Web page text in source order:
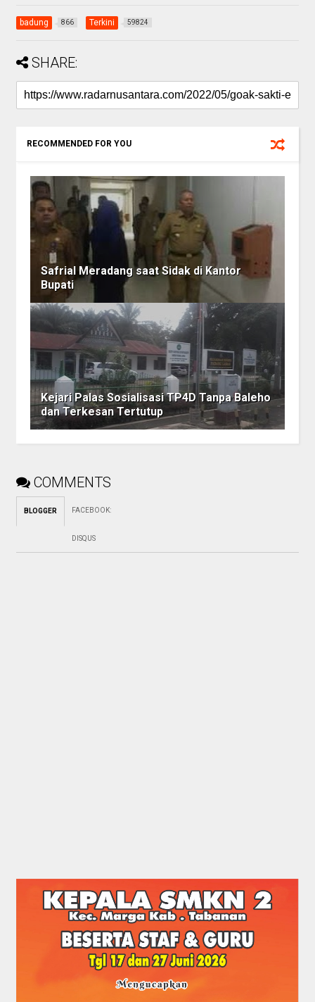
badung 866 Terkini 59824
SHARE:
RECOMMENDED FOR YOU
Safrial Meradang saat Sidak di Kantor
Bupati
Kejari Palas Sosialisasi TP4D Tanpa Baleho
dan Terkesan Tertutup
COMMENTS
BLOGGER FACEBOOK:
DISQUS